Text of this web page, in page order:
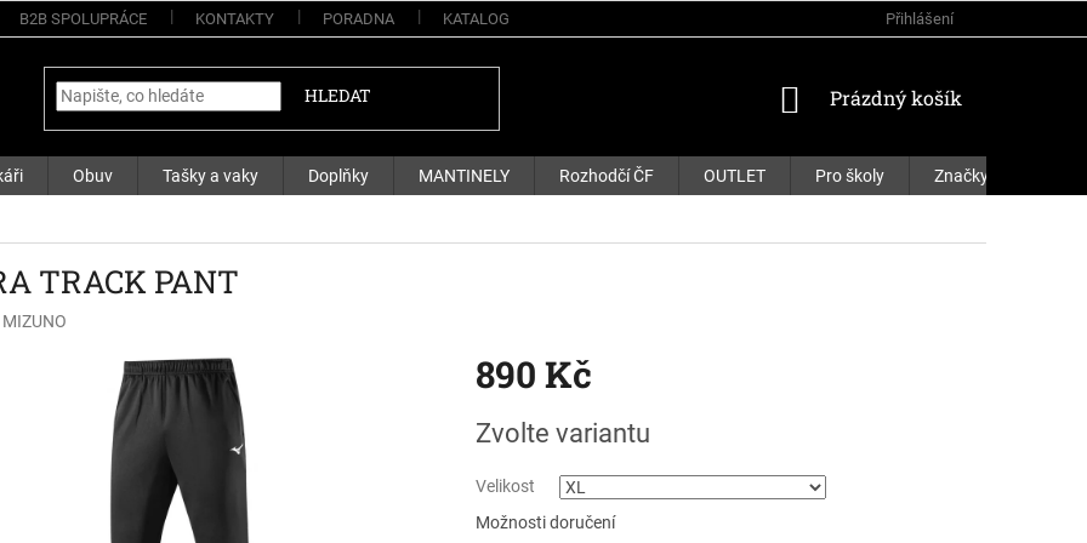
B2B SPOLUPRÁCE KONTAKTY PORADNA KATALOG Přihlášení
HLEDAT
NÁKUPNÍ
Prázdný košík
Obuv Tašky a vaky Doplňky MANTINELY Rozhodčí ČF OUTLET Pro školy Značky
TRACK PANT
MIZUNO
890 Kč
cena:
Zvolte variantu
Velikost
Možnosti doručení